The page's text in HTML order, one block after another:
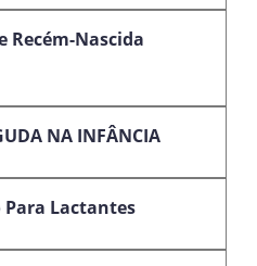
Recém-Nascida
NA INFÂNCIA
Lactantes